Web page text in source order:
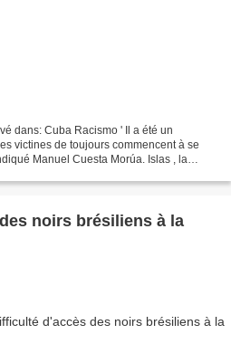
dans: Cuba Racismo ' Il a été un
victines de toujours commencent à se
Manuel Cuesta Morúa. Islas , la
noirs brésiliens à la